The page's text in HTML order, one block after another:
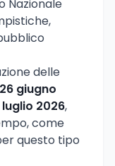
Nazionale
delle
giugno
2026,
come
questo tipo